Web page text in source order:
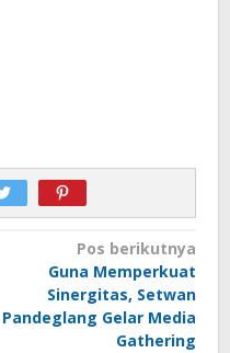
Pos berikutnya
Guna Memperkuat
Sinergitas, Setwan
Pandeglang Gelar Media
Gathering